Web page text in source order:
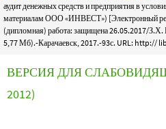
аудит денежных средств и предприятия в
материалам ООО «ИНВЕСТ») [Электронный
(дипломная) работа: защищена 26.05.2017/
5,77 Мб).-Карачаевск, 2017.-93с. URL: http://
ВЕРСИЯ ДЛЯ
2012)